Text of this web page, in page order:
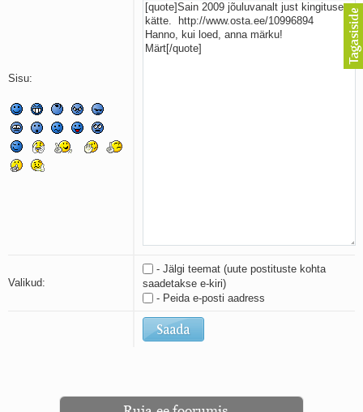
Põhi, lõuna, ida, lääs
Elupõline kaja
Kassimäng
Läänemere lained
Üle müüri
Valgusemaastikud
Sisu:
Valikud:
- Jälgi teemat (uute postituste kohta
saadetakse e-kiri)
- Peida e-posti aadress